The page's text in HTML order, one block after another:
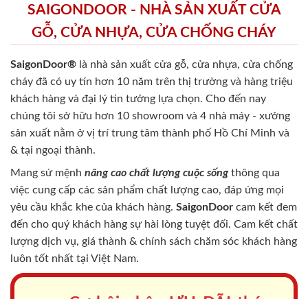
SAIGONDOOR - NHÀ SẢN XUẤT CỬA
GỖ, CỬA NHỰA, CỬA CHỐNG CHÁY
SaigonDoor® là nhà sản xuất cửa gỗ, cửa nhựa, cửa chống
cháy đã có uy tín hơn 10 năm trên thị trường và hàng triệu
khách hàng và đại lý tin tưởng lựa chọn. Cho đến nay
chúng tôi sở hữu hơn 10 showroom và 4 nhà máy - xưởng
sản xuất nằm ở vị trí trung tâm thành phố Hồ Chí Minh và
& tại ngoại thành.
Mang sứ mệnh nâng cao chất lượng cuộc sốngthông qua
việc cung cấp các sản phẩm chất lượng cao, đáp ứng mọi
yêu cầu khắc khe của khách hàng. SaigonDoor cam kết đem
đến cho quý khách hàng sự hài lòng tuyệt đối. Cam kết chất
lượng dịch vụ, giá thành & chính sách chăm sóc khách hàng
luôn tốt nhất tại Việt Nam.